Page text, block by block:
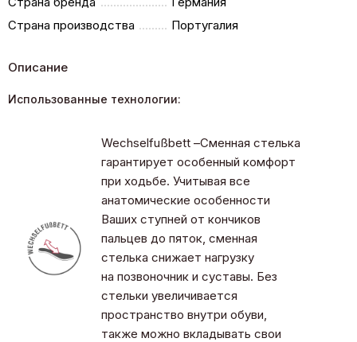
Страна производства
Португалия
Описание
Использованные технологии:
Wechselfußbett –Сменная стелька
гарантирует особенный комфорт
при ходьбе. Учитывая все
анатомические особенности
Ваших ступней от кончиков
пальцев до пяток, сменная
стелька снижает нагрузку
на позвоночник и суставы. Без
стельки увеличивается
пространство внутри обуви,
также можно вкладывать свои